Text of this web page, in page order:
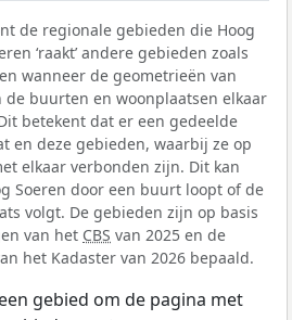
de regionale gebieden die Hoog
‘raakt’ andere gebieden zoals
wanneer de geometrieën van
de buurten en woonplaatsen elkaar
betekent dat er een gedeelde
en deze gebieden, waarbij ze op
elkaar verbonden zijn. Dit kan
Soeren door een buurt loopt of de
volgt. De gebieden zijn op basis
van het CBS van 2025 en de
het Kadaster van 2026 bepaald.
gebied om de pagina met